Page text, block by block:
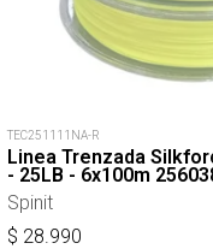
TEC251111NA-R
Linea Trenzada
- 25LB - 6x100m
Spinit
$ 28.990